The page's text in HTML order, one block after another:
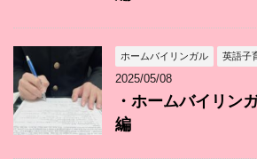
ホームバイリンガル 英語子
2025/05/08
・ホームバイリン
編